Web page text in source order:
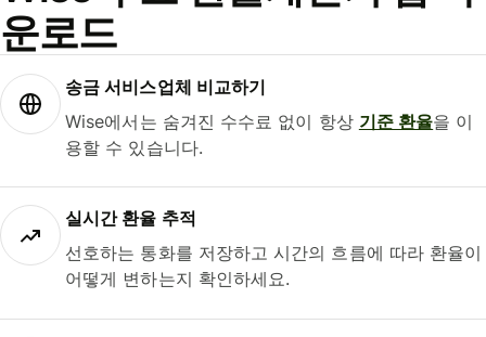
운로드
송금 서비스업체 비교하기
Wise에서는 숨겨진 수수료 없이 항상 기준 환율을 이
용할 수 있습니다.
실시간 환율 추적
선호하는 통화를 저장하고 시간의 흐름에 따라 환율이
어떻게 변하는지 확인하세요.